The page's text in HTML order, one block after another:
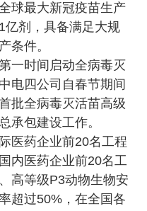
球最大新冠疫苗生产
亿剂，具备满足大规
条件。
一时间启动全病毒灭
电四公司自春节期间
批全病毒灭活苗高级
承包建设工作。
医药企业前20名工程
内医药企业前20名工
高等级P3动物生物安
超过50%，在全国各